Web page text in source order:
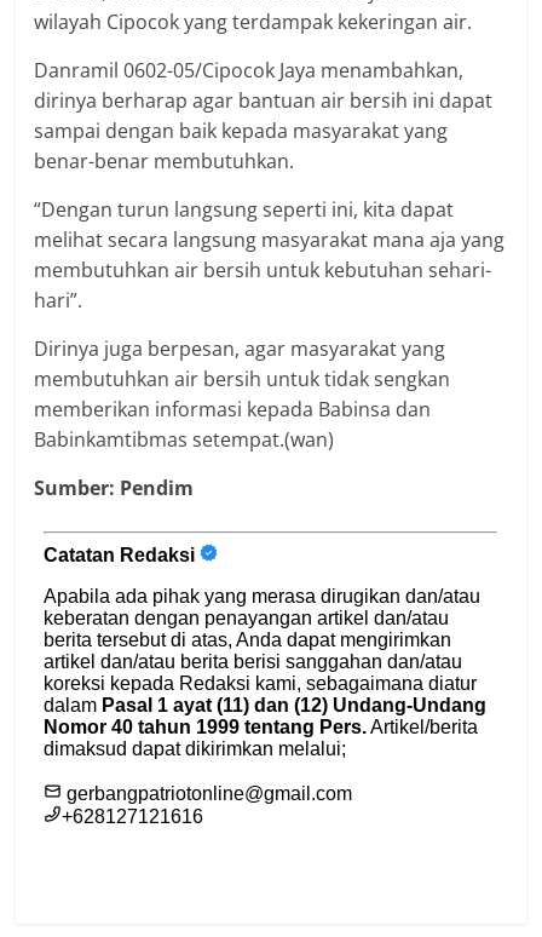
wilayah Cipocok yang terdampak kekeringan air.
Danramil 0602-05/Cipocok Jaya menambahkan,
dirinya berharap agar bantuan air bersih ini dapat
sampai dengan baik kepada masyarakat yang
benar-benar membutuhkan.
“Dengan turun langsung seperti ini, kita dapat
melihat secara langsung masyarakat mana aja yang
membutuhkan air bersih untuk kebutuhan sehari-
hari”.
Dirinya juga berpesan, agar masyarakat yang
membutuhkan air bersih untuk tidak sengkan
memberikan informasi kepada Babinsa dan
Babinkamtibmas setempat.(wan)
Sumber: Pendim